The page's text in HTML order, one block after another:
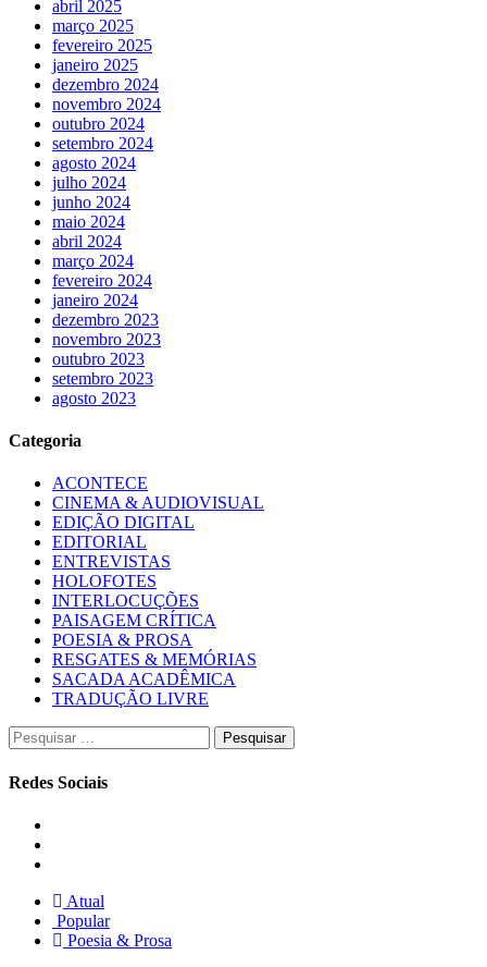
abril 2025
março 2025
fevereiro 2025
janeiro 2025
dezembro 2024
novembro 2024
outubro 2024
setembro 2024
agosto 2024
julho 2024
junho 2024
maio 2024
abril 2024
março 2024
fevereiro 2024
janeiro 2024
dezembro 2023
novembro 2023
outubro 2023
setembro 2023
agosto 2023
Categoria
ACONTECE
CINEMA & AUDIOVISUAL
EDIÇÃO DIGITAL
EDITORIAL
ENTREVISTAS
HOLOFOTES
INTERLOCUÇÕES
PAISAGEM CRÍTICA
POESIA & PROSA
RESGATES & MEMÓRIAS
SACADA ACADÊMICA
TRADUÇÃO LIVRE
Pesquisar
por:
Redes Sociais
Atual
Popular
Poesia & Prosa